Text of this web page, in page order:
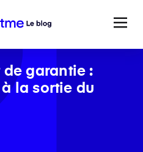
de garantie :
la sortie du